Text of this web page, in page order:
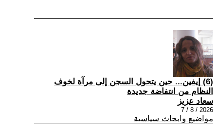
(6) إيفين... حين يتحول السجن إلى مرآة لخوف
النظام من انتفاضة جديدة
سعاد عزيز
2026 / 8 / 7
مواضيع وابحاث سياسية